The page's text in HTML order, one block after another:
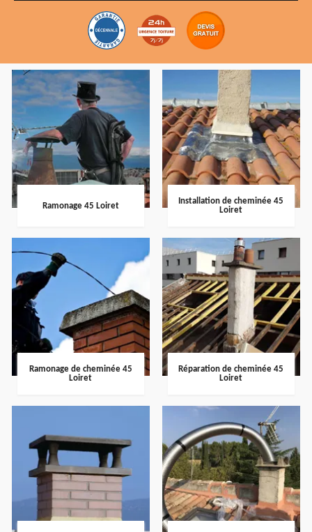
Ramonage 45 Loiret
Installation de cheminée 45
Loiret
Ramonage de cheminée 45
Loiret
Réparation de cheminée 45
Loiret